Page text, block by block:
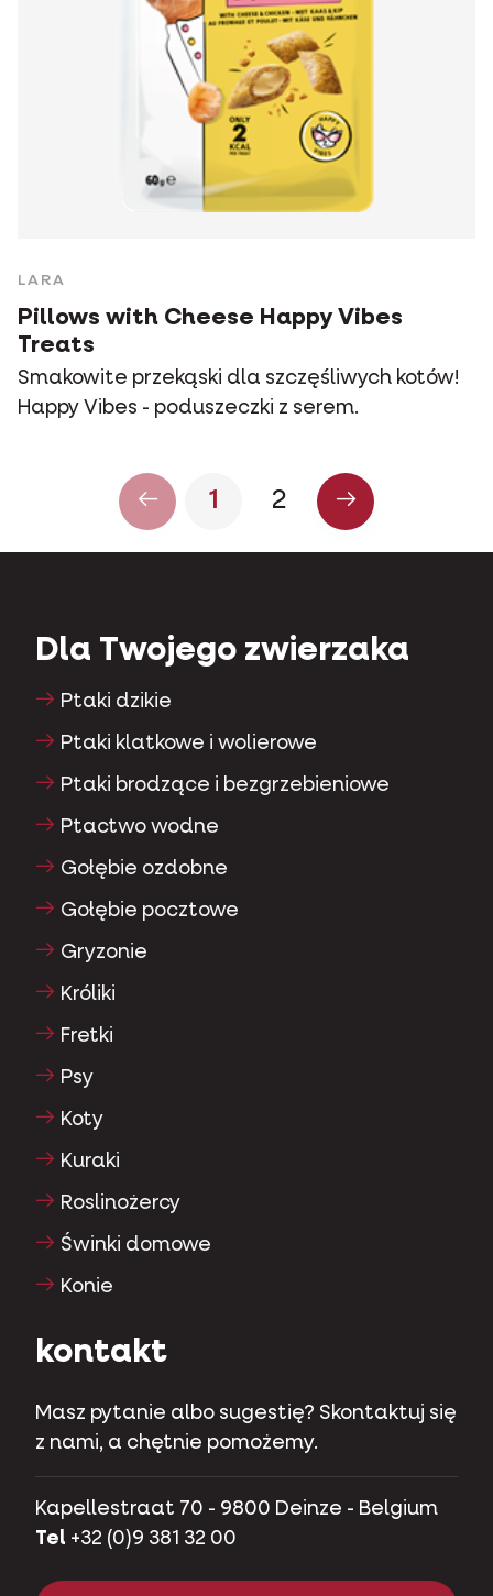
LARA
Pillows with Cheese Happy Vibes
Treats
Smakowite przekąski dla szczęśliwych kotów!
Happy Vibes - poduszeczki z serem.
1 2
Dla Twojego zwierzaka
Ptaki dzikie
Ptaki klatkowe i wolierowe
Ptaki brodzące i bezgrzebieniowe
Ptactwo wodne
Gołębie ozdobne
Gołębie pocztowe
Gryzonie
Króliki
Fretki
Psy
Koty
Kuraki
Roslinożercy
Świnki domowe
Konie
kontakt
Masz pytanie albo sugestię? Skontaktuj się
z nami, a chętnie pomożemy.
Kapellestraat 70 - 9800 Deinze - Belgium
Tel +32 (0)9 381 32 00